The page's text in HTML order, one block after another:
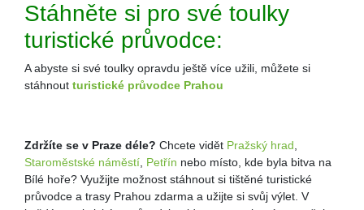
Stáhněte si pro své toulky
turistické průvodce:
A abyste si své toulky opravdu ještě více užili, můžete si
stáhnout turistické průvodce Prahou
Zdržíte se v Praze déle? Chcete vidět Pražský hrad
Staroměstské náměstí Petřín nebo místo, kde byla bitva na
Bílé hoře? Využijte možnost stáhnout si tištěné turistické
průvodce a trasy Prahou zdarma a užijte si svůj výlet. V